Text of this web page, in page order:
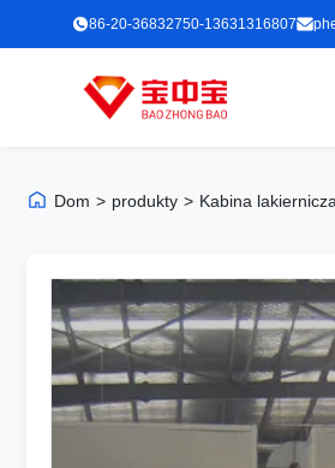
86-20-36832750-13631316807
Dom > produkty > Kabina